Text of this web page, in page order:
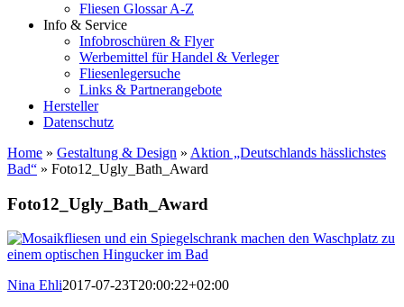
Fliesen Glossar A-Z
Info & Service
Infobroschüren & Flyer
Werbemittel für Handel & Verleger
Fliesenlegersuche
Links & Partnerangebote
Hersteller
Datenschutz
Home » Gestaltung & Design » Aktion „Deutschlands hässlichstes
Bad“ » Foto12_Ugly_Bath_Award
Foto12_Ugly_Bath_Award
Nina Ehli2017-07-23T20:00:22+02:00